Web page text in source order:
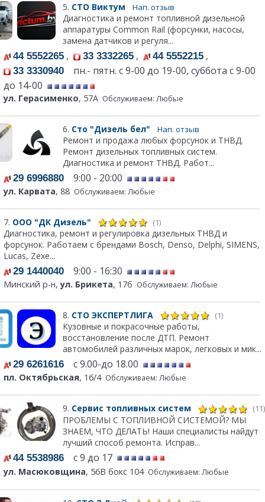
5. СТО Виктум Нап. отзыв
Диагностика и ремонт топливной дизельной
аппаратуры Common Rail (форсунки, насосы,
замена датчиков и регуля...
44 5552265 , 33 3332265 , 44 5552215 ,
33 3330940 пн.- пятн. с 9-00 до 19-00, суббота с 9-00
до 14-00
ул. Герасименко, 57А Обслуживаем: Любые
6. Сто "Дизель бел" Нап. отзыв
Ремонт и продажа любых форсунок и ТНВД.
Ремонт дизельных топливных систем.
Диагностика и ремонт ТНВД. Работ...
29 6996880 9:00 - 20:00
ул. Карвата, 88 Обслуживаем: Любые
7. ООО "ДК Дизель" (1)
Диагностика, ремонт и регулировка дизельных ТНВД и
форсунок. Работаем с брендами Bosch, Denso, Delphi, SIMENS,
Lucas, Zexe...
29 1440040 9:00 - 16:30
Минский р-н,ул. Брикета, 17б Обслуживаем: Любые
8. СТО ЭКСПЕРТЛИГА (1)
Кузовные и покрасочные работы,
восстановление после ДТП. Ремонт
автомобилей различных марок, легковых и мик...
29 6261616 с 9.00-до 18.00
пл. Октябрьская, 16/4 Обслуживаем: Любые
9. Сервис топливных систем (11)
ПРОБЛЕМЫ С ТОПЛИВНОЙ СИСТЕМОЙ? МЫ
ЗНАЕМ, ЧТО ДЕЛАТЬ! Наши специалисты найдут
лучший способ ремонта. Исправ...
44 5538986 с 9 до 17
ул. Масюковщина, 56В бокс 104 Обслуживаем: Любые